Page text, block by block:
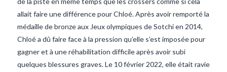
VIEW POST
allait faire une différence pour Chloé. Après avoir remporté la
médaille de bronze aux Jeux olympiques de Sotchi en 2014,
Chloé a dû faire face à la pression qu’elle s’est imposée pour
gagner et à une réhabilitation difficile après avoir subi
quelques blessures graves. Le 10 février 2022, elle était ravie